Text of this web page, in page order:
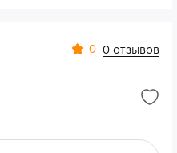
0 0 отзывов